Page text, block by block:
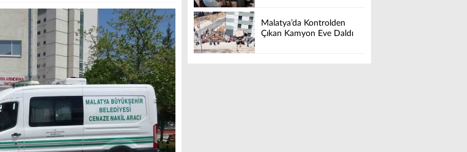
Malatya’da Kontrolden
Çıkan Kamyon Eve Daldı